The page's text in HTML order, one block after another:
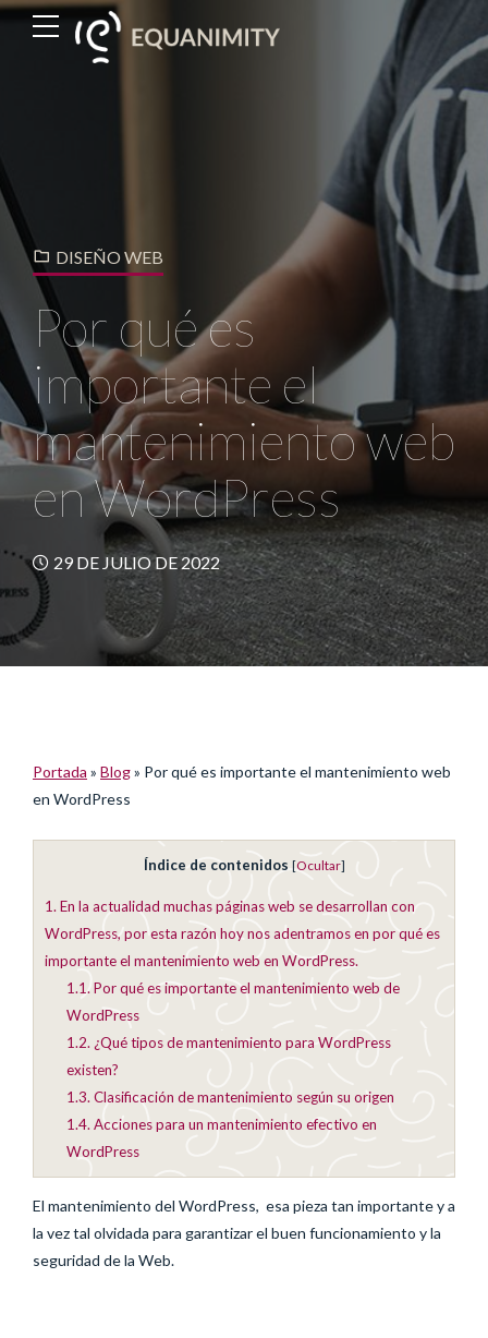
DISEÑO WEB
Por qué es
importante el
mantenimiento web
en WordPress
29 DE JULIO DE 2022
Portada » Blog» Por qué es importante el mantenimiento web
en WordPress
Índice de contenidos [Ocultar]
1. En la actualidad muchas páginas web se desarrollan con
WordPress, por esta razón hoy nos adentramos en por qué es
importante el mantenimiento web en WordPress.
1.1.Por qué es importante el mantenimiento web de
WordPress
1.2. ¿Qué tipos de mantenimiento para WordPress
existen?
1.3. Clasificación de mantenimiento según su origen
1.4. Acciones para un mantenimiento efectivo en
WordPress
El mantenimiento del WordPress, esa pieza tan importante y a
la vez tal olvidada para garantizar el buen funcionamiento y la
seguridad de la Web.